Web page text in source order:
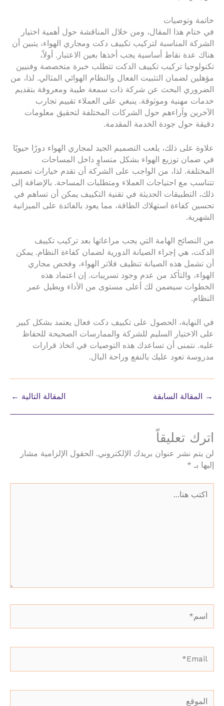
خاتمة وتوصيات
في ختام هذا المقال، ومن خلال المناقشة حول أهمية اختيار
الشركة المناسبة لتركيب تكييف دكت ومجاري الهواء، يتبين أن
هناك عدة نقاط أساسية يجب أخذها بعين الاعتبار. أولاً،
تكنولوجيا تركيب تكييف الدكت تتطلب خبرة متخصصة وفنيين
مؤهلين لضمان التثبيت الفعال والنظام الهوائي المثالي. لذا، من
الضروري البحث عن شركة ذات سمعة طيبة ومعروفة بتقديم
خدمات مهنية وموثوقة. ينبغي على العملاء تقييم تجارب
الآخرين وآراءهم حول الشركات المختلفة لتحقيق معلومات
دقيقة حول جودة الخدمة المقدمة.
علاوة على ذلك، يلعب التصميم الجيد لمجاري الهواء دورًا حيويًا
في ضمان توزيع الهواء بشكل متساوٍ داخل المساحات
المختلفة. لذا، من الواجب على الشركة أن تقدم خيارات تصميم
تتناسب مع احتياجات العملاء ومتطلبات المساحة. بالإضافة إلى
ذلك، التطبيقات الحديثة في تقنية التكييف يمكن أن تساهم في
تحسين كفاءة استهلاك الطاقة، مما يعود بالفائدة على الميزانية
الشهرية.
من النصائح الهامة التي يجب مراعاتها بعد تركيب تكييف
الدكت، هي إجراء الصيانة الدورية لضمان كفاءة النظام. يمكن
أن تشمل هذه الصيانة تنظيف فلاتر الهواء، وفحص مجاري
الهواء، والتأكد من عدم وجود تسريبات. إن اعتماد هذه
الخطوات سيضمن لك أعلى مستوى من الأداء ويطيل عمر
النظام.
في النهاية، الحصول على تكييف دكت فعال يعتمد بشكل كبير
على الاختيار السليم للشركة والممارسات الصحيحة للحفاظ
عليه. نتمنى أن تساعدك هذه التوصيات في اتخاذ قرارات
مدروسة تعود عليك بالنفع وراحة البال.
→ المقالة السابقة المقالة التالية ←
اترك تعليقاً
لن يتم نشر عنوان بريدك الإلكتروني.
الحقول الإلزامية مشار
إليها بـ *
هنا...